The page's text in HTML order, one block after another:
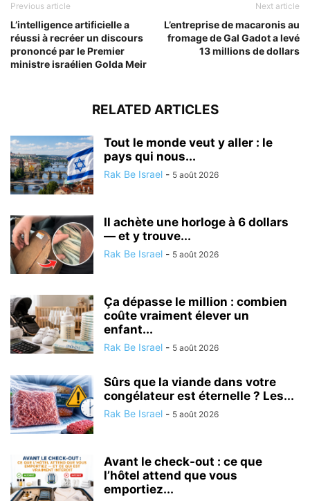
Previous article
L’intelligence artificielle a
réussi à recréer un discours
prononcé par le Premier
ministre israélien Golda Meir
Next article
L’entreprise de macaronis au
fromage de Gal Gadot a levé
13 millions de dollars
RELATED ARTICLES
Tout le monde veut y aller : le
pays qui nous...
Rak Be Israel - 5 août 2026
Il achète une horloge à 6 dollars
— et y trouve...
Rak Be Israel - 5 août 2026
Ça dépasse le million : combien
coûte vraiment élever un
enfant...
Rak Be Israel - 5 août 2026
Sûrs que la viande dans votre
congélateur est éternelle ? Les...
Rak Be Israel - 5 août 2026
Avant le check-out : ce que
l’hôtel attend que vous
emportiez...